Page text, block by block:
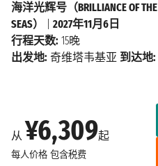
从 ¥6,309起
每人价格 包含税费
海洋光辉号（BRILLIANCE OF THE
SEAS）
2027年11月6日
行程天数: 15晚
出发地: 奇维塔韦基亚 到达地: